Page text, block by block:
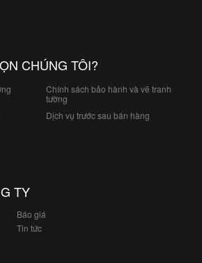
CHÚNG TÔI?
Chính sách bảo hành và vẽ tranh
tường
Dịch vụ trước sau bán hàng
TY
Báo giá
Tin tức